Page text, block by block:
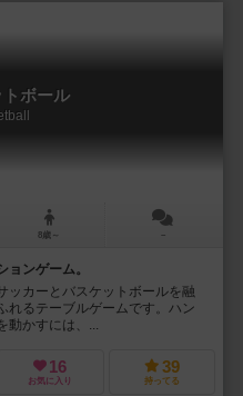
ボール
8歳～ －
ンゲーム。
ッカーとバスケットボールを融
れるテーブルゲームです。ハン
かすには、...
16
お気に入り
39
持ってる